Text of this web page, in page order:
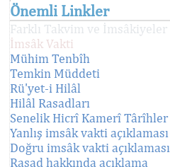
Önemli Linkler
Farklı Takvim ve İmsâkiyeler
İmsâk Vakti
Mühim Tenbîh
Temkin Müddeti
Rü'yet-i Hilâl
Hilâl Rasadları
Senelik Hicrî Kamerî Târîhler
Yanlış imsâk vakti açıklaması
Doğru imsâk vakti açıklaması
Rasad hakkında açıklama